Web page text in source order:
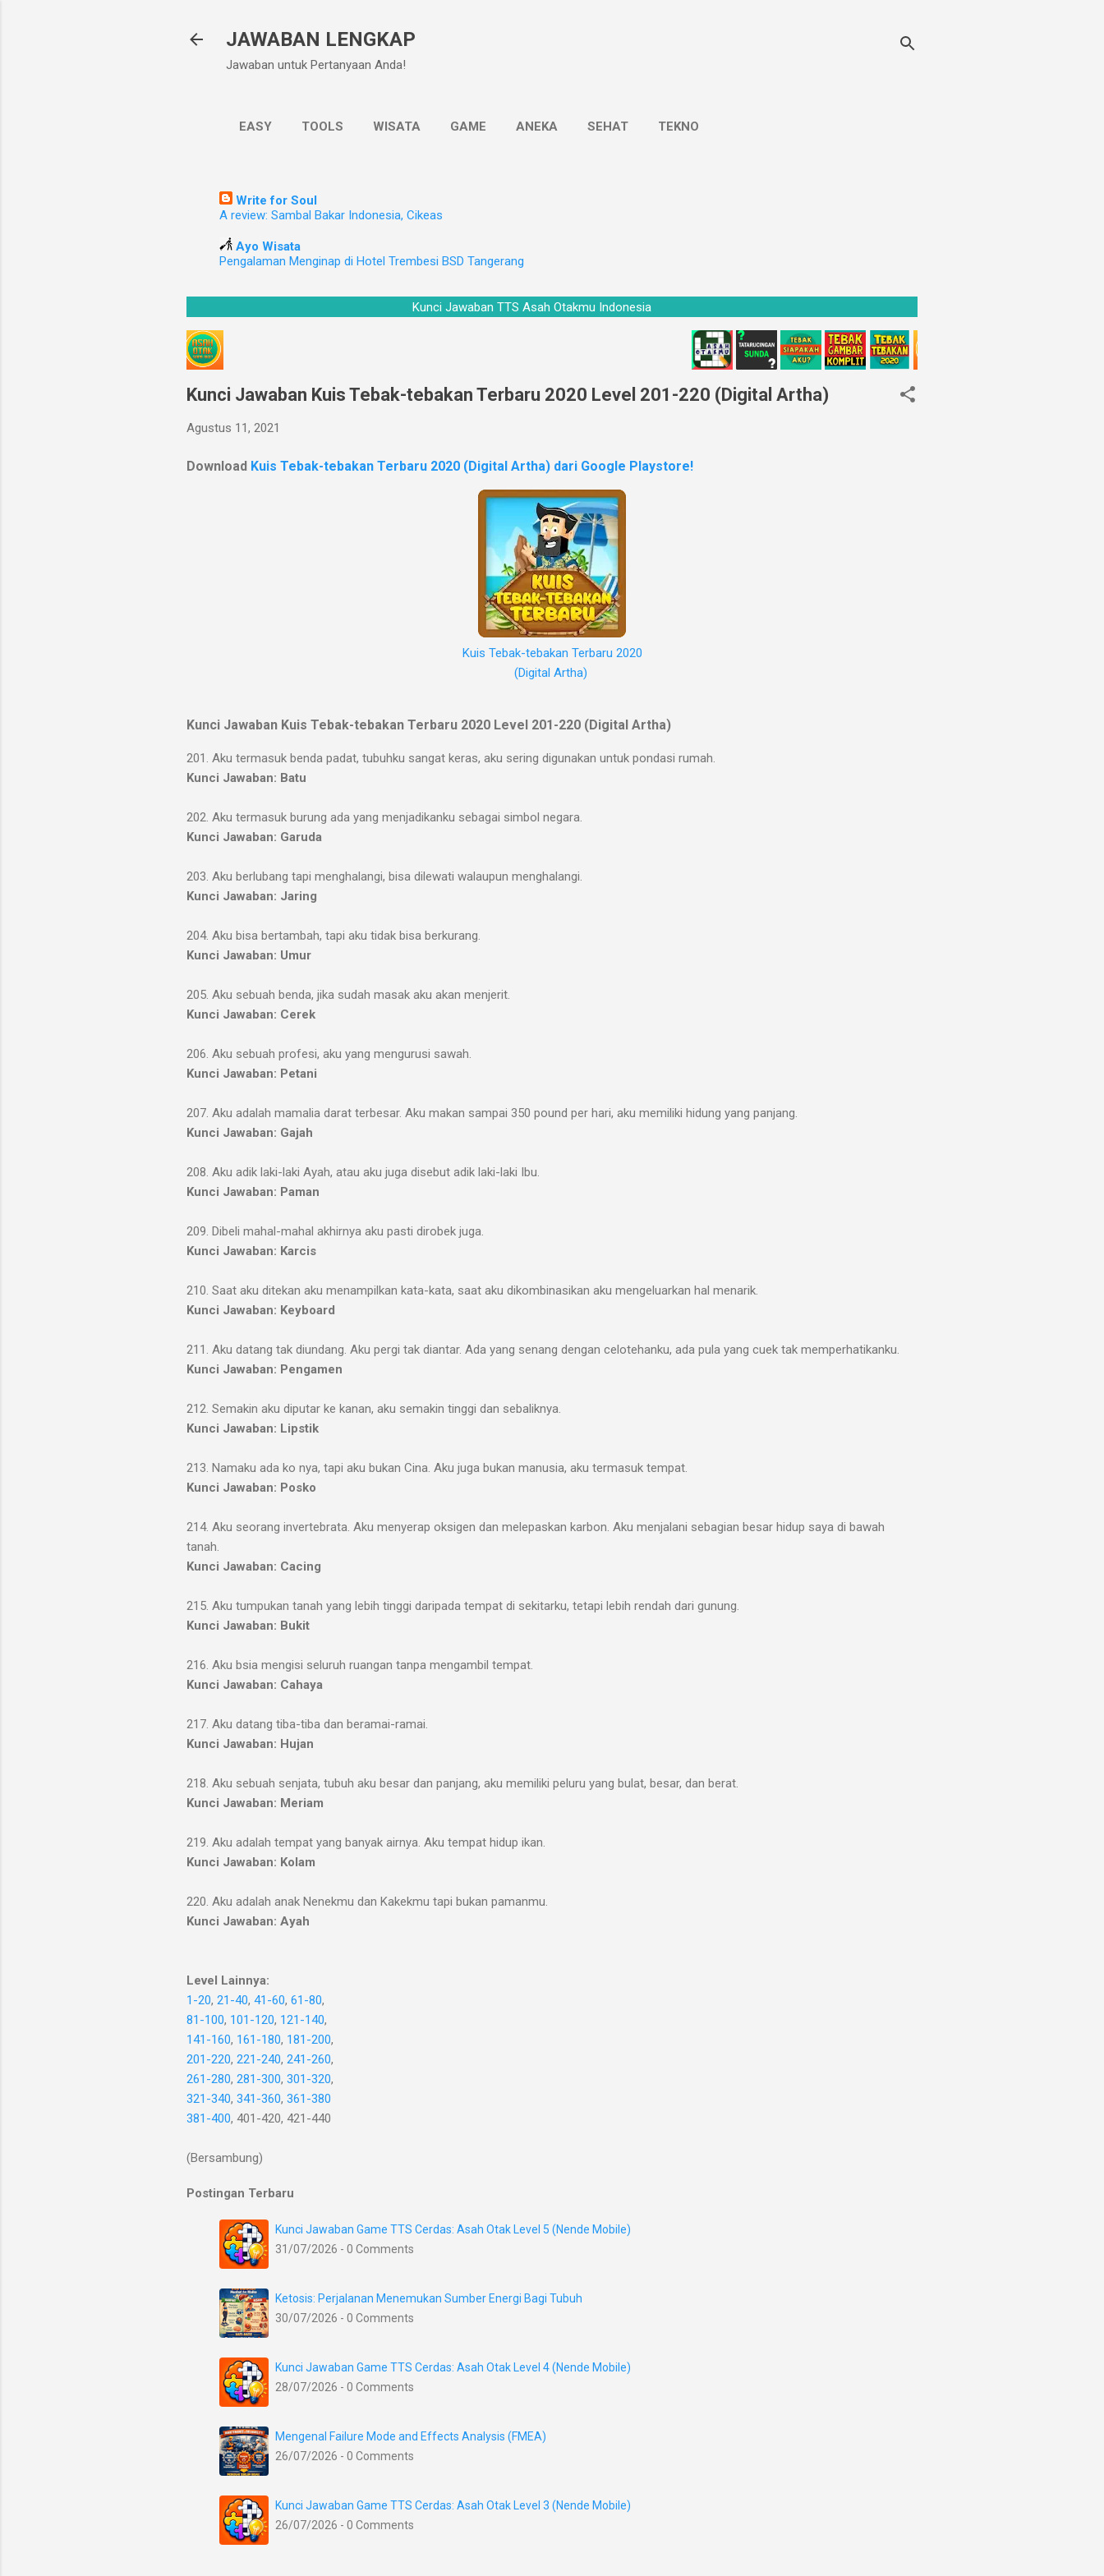
JAWABAN LENGKAP
Jawaban untuk Pertanyaan Anda!
EASY TOOLS WISATA GAME ANEKA SEHAT TEKNO
Write for Soul
A review: Sambal Bakar Indonesia, Cikeas
Ayo Wisata
Pengalaman Menginap di Hotel Trembesi BSD Tangerang
Kunci Jawaban TTS Asah Otakmu Indonesia
Kunci Jawaban Kuis Tebak-tebakan Terbaru 2020 Level 201-220 (Digital Artha)
Agustus 11, 2021
Download Kuis Tebak-tebakan Terbaru 2020 (Digital Artha) dari Google Playstore!
Kuis Tebak-tebakan Terbaru 2020
(Digital Artha)
Kunci Jawaban Kuis Tebak-tebakan Terbaru 2020 Level 201-220 (Digital Artha)
201. Aku termasuk benda padat, tubuhku sangat keras, aku sering digunakan untuk pondasi rumah.
Kunci Jawaban: Batu
202. Aku termasuk burung ada yang menjadikanku sebagai simbol negara.
Kunci Jawaban: Garuda
203. Aku berlubang tapi menghalangi, bisa dilewati walaupun menghalangi.
Kunci Jawaban: Jaring
204. Aku bisa bertambah, tapi aku tidak bisa berkurang.
Kunci Jawaban: Umur
205. Aku sebuah benda, jika sudah masak aku akan menjerit.
Kunci Jawaban: Cerek
206. Aku sebuah profesi, aku yang mengurusi sawah.
Kunci Jawaban: Petani
207. Aku adalah mamalia darat terbesar. Aku makan sampai 350 pound per hari, aku memiliki hidung yang panjang.
Kunci Jawaban: Gajah
208. Aku adik laki-laki Ayah, atau aku juga disebut adik laki-laki Ibu.
Kunci Jawaban: Paman
209. Dibeli mahal-mahal akhirnya aku pasti dirobek juga.
Kunci Jawaban: Karcis
210. Saat aku ditekan aku menampilkan kata-kata, saat aku dikombinasikan aku mengeluarkan hal menarik.
Kunci Jawaban: Keyboard
211. Aku datang tak diundang. Aku pergi tak diantar. Ada yang senang dengan celotehanku, ada pula yang cuek tak memperhatikanku.
Kunci Jawaban: Pengamen
212. Semakin aku diputar ke kanan, aku semakin tinggi dan sebaliknya.
Kunci Jawaban: Lipstik
213. Namaku ada ko nya, tapi aku bukan Cina. Aku juga bukan manusia, aku termasuk tempat.
Kunci Jawaban: Posko
214. Aku seorang invertebrata. Aku menyerap oksigen dan melepaskan karbon. Aku menjalani sebagian besar hidup saya di bawah
tanah.
Kunci Jawaban: Cacing
215. Aku tumpukan tanah yang lebih tinggi daripada tempat di sekitarku, tetapi lebih rendah dari gunung.
Kunci Jawaban: Bukit
216. Aku bsia mengisi seluruh ruangan tanpa mengambil tempat.
Kunci Jawaban: Cahaya
217. Aku datang tiba-tiba dan beramai-ramai.
Kunci Jawaban: Hujan
218. Aku sebuah senjata, tubuh aku besar dan panjang, aku memiliki peluru yang bulat, besar, dan berat.
Kunci Jawaban: Meriam
219. Aku adalah tempat yang banyak airnya. Aku tempat hidup ikan.
Kunci Jawaban: Kolam
220. Aku adalah anak Nenekmu dan Kakekmu tapi bukan pamanmu.
Kunci Jawaban: Ayah
Level Lainnya:
1-20, 21-40, 41-60, 61-80,
81-100, 101-120, 121-140,
141-160, 161-180, 181-200,
201-220, 221-240, 241-260,
261-280, 281-300, 301-320,
321-340, 341-360, 361-380
381-400, 401-420, 421-440
(Bersambung)
Postingan Terbaru
Kunci Jawaban Game TTS Cerdas: Asah Otak Level 5 (Nende Mobile)
31/07/2026 - 0 Comments
Ketosis: Perjalanan Menemukan Sumber Energi Bagi Tubuh
30/07/2026 - 0 Comments
Kunci Jawaban Game TTS Cerdas: Asah Otak Level 4 (Nende Mobile)
28/07/2026 - 0 Comments
Mengenal Failure Mode and Effects Analysis (FMEA)
26/07/2026 - 0 Comments
Kunci Jawaban Game TTS Cerdas: Asah Otak Level 3 (Nende Mobile)
26/07/2026 - 0 Comments